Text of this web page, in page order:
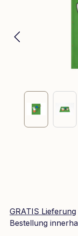
GRATIS Lieferung
Bestellung